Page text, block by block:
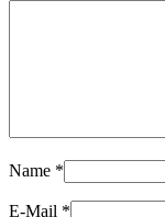
Name *
E-Mail *